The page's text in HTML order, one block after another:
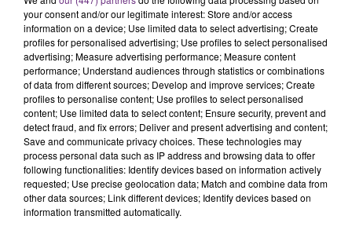
les conditions de...
0h13
0h13
SHAWN MENDES
0h09
0h09
your consent and/or our legitimate interest: Store and/or access
information on a device; Use limited data to select advertising; Create
profiles for personalised advertising; Use profiles to select personalised
advertising; Measure advertising performance; Measure content
performance; Understand audiences through statistics or combinations
of data from different sources; Develop and improve services; Create
profiles to personalise content; Use profiles to select personalised
content; Use limited data to select content; Ensure security, prevent and
detect fraud, and fix errors; Deliver and present advertising and content;
Save and communicate privacy choices. These technologies may
process personal data such as IP address and browsing data to offer
following functionalities: Identify devices based on information actively
requested; Use precise geolocation data; Match and combine data from
other data sources; Link different devices; Identify devices based on
information transmitted automatically.